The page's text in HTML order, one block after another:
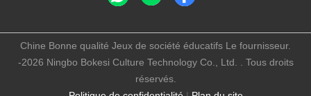
Chine Bonne qualité Jeux de société éducatifs Le fournisseur.
-2026 Ningbo Bokesi Culture Technology Co., Ltd. . Tous droits
réservés.